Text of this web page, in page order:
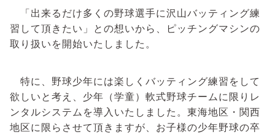
「出来るだけ多くの野球選手に沢山バッティング練
習して頂きたい」との想いから、ピッチングマシンの
取り扱いを開始いたしました。
特に、野球少年には楽しくバッティング練習をして
欲しいと考え、少年（学童）軟式野球チームに限りレ
ンタルシステムを導入いたしました。東海地区・関西
地区に限らさせて頂きますが、お子様の少年野球の卒